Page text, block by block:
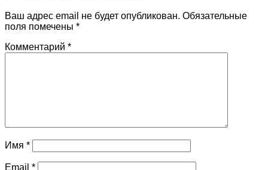
Ваш адрес email не будет опубликован. Обязательные
поля помечены *
Комментарий *
Имя *
Email *